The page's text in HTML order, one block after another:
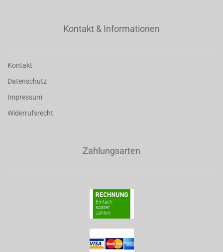
Kontakt & Informationen
Kontakt
Datenschutz
Impressum
Widerrufsrecht
Zahlungsarten